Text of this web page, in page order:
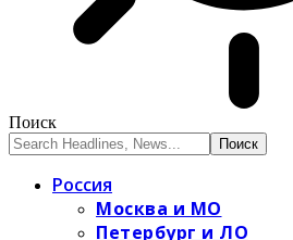
Поиск
Россия
Москва и МО
Петербург и ЛО